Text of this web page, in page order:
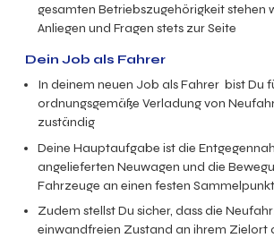
gesamten Betriebszugehörigkeit stehen
Anliegen und Fragen stets zur Seite
Dein Job als Fahrer
In deinem neuen Job als Fahrer bist Du
ordnungsgemäße Verladung von
zuständig
Deine Hauptaufgabe ist die
angelieferten Neuwagen und die
Fahrzeuge an einen festen Sammelpunkt
Zudem stellst Du sicher, dass die
einwandfreien Zustand an ihrem Zielort